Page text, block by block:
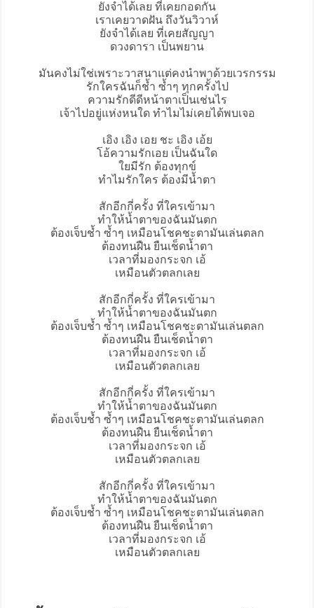
ยังจำได้เลย ที่เคยกอดกัน
เราเคยวาดฝัน ถึงวันวิวาห์
ยังจำได้เลย ที่เคยสัญญา
ดวงดารา เป็นพยาน
มันคงไม่ใช่เพราะวาสนาแต่คงนำพาด้วยเวรกรรม
รักใครฉันก็ช้ำ ซ้ำๆ ทุกครั้งไป
ความรักดีดีหน้าตาเป็นเช่นไร
เจ้าไปอยู่แห่งหนใด ทำไมไม่เคยได้พบเจอ
เอิง เอิง เอย ชะ เอิง เอ้ย
โอ้ความรักเอย เป็นฉันใด
ใยมีรัก ต้องทุกข์
ทำไมรักใคร ต้องมีน้ำตา
สักอีกกี่ครั้ง ที่ใครเข้ามา
ทำให้น้ำตาของฉันมันตก
ต้องเจ็บช้ำ ซ้ำๆ เหมือนโชคชะตามันเล่นตลก
ต้องทนฝืน ยืนเช็ดน้ำตา
เวลาที่มองกระจก เอ้
เหมือนตัวตลกเลย
สักอีกกี่ครั้ง ที่ใครเข้ามา
ทำให้น้ำตาของฉันมันตก
ต้องเจ็บช้ำ ซ้ำๆ เหมือนโชคชะตามันเล่นตลก
ต้องทนฝืน ยืนเช็ดน้ำตา
เวลาที่มองกระจก เอ้
เหมือนตัวตลกเลย
สักอีกกี่ครั้ง ที่ใครเข้ามา
ทำให้น้ำตาของฉันมันตก
ต้องเจ็บช้ำ ซ้ำๆ เหมือนโชคชะตามันเล่นตลก
ต้องทนฝืน ยืนเช็ดน้ำตา
เวลาที่มองกระจก เอ้
เหมือนตัวตลกเลย
สักอีกกี่ครั้ง ที่ใครเข้ามา
ทำให้น้ำตาของฉันมันตก
ต้องเจ็บช้ำ ซ้ำๆ เหมือนโชคชะตามันเล่นตลก
ต้องทนฝืน ยืนเช็ดน้ำตา
เวลาที่มองกระจก เอ้
เหมือนตัวตลกเลย